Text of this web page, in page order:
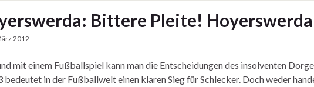
Bittere Pleite! Hoyerswerda
2012
mit einem Fußballspiel kann man die Entscheidungen des insolventen
in der Fußballwelt einen klaren Sieg für Schlecker. Doch weder